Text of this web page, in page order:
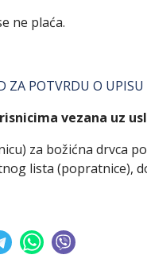
ne plaća.
ZA POTVRDU O
vezana uz
za božićna drvca
lista (popratnice),